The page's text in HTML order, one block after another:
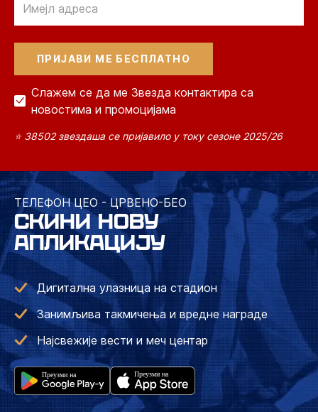
Слажем се да ме Звезда контактира са
новостима и промоцијама
⭐ 38502 звездаша се пријавило у току сезоне 2025/26
ТЕЛЕФОН ЦЕО - ЦРВЕНО-БЕО
СКИНИ НОВУ
АПЛИКАЦИЈУ
Дигитална улазница на стадион
Занимљива такмичења и вредне награде
Најсвежије вести и меч центар